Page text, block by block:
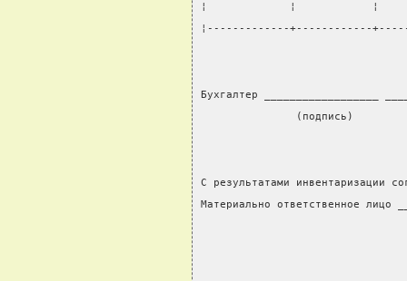
¦             ¦            ¦
¦-------------+------------
Бухгалтер __________________
(подпись)
С результатами инвентаризации
Материально ответственное лицо